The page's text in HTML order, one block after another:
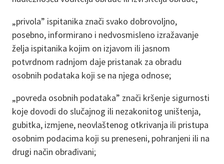
„privola” ispitanika znači svako dobrovoljno,
posebno, informirano i nedvosmisleno izražavanje
želja ispitanika kojim on izjavom ili jasnom
potvrdnom radnjom daje pristanak za obradu
osobnih podataka koji se na njega odnose;
„povreda osobnih podataka” znači kršenje sigurnosti
koje dovodi do slučajnog ili nezakonitog uništenja,
gubitka, izmjene, neovlaštenog otkrivanja ili pristupa
osobnim podacima koji su preneseni, pohranjeni ili na
drugi način obrađivani;